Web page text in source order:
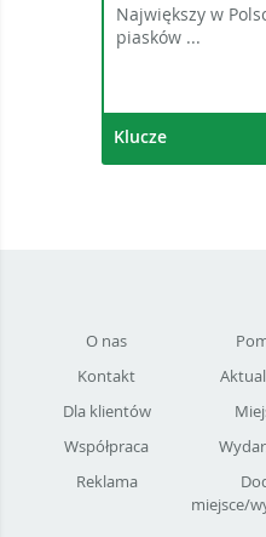
Największy w
piasków ...
Klucze
O nas
Kontakt
Dla klientów
Współpraca
Reklama
miejsce/